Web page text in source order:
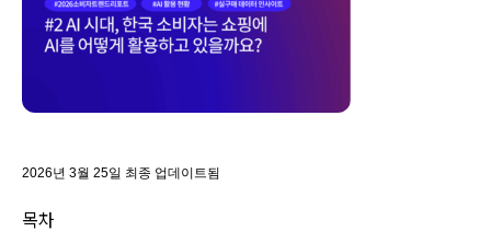
2026년 3월 25일 최종 업데이트됨
목차